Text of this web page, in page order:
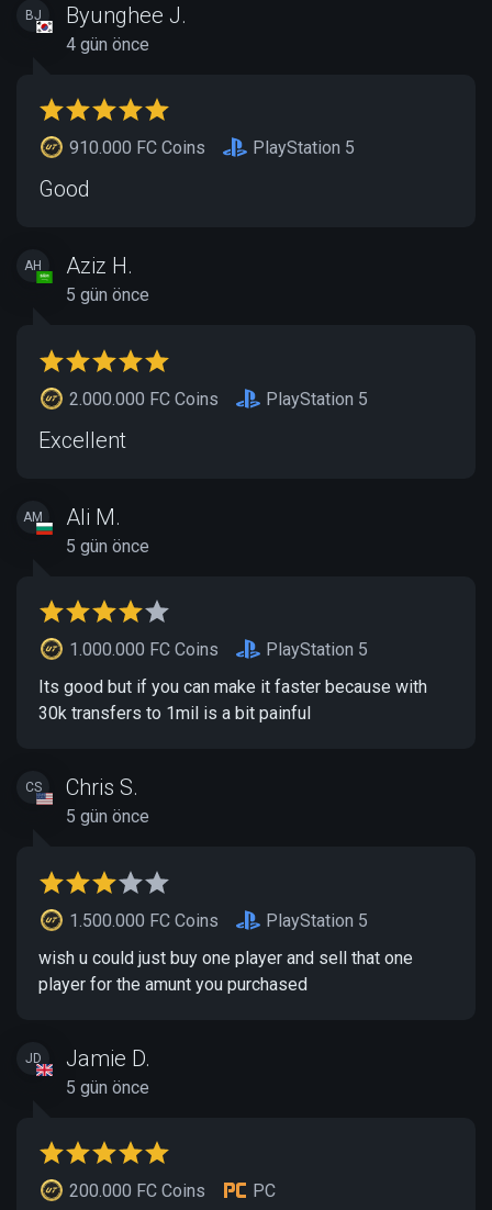
BJ Byunghee J.
4 gün önce
910.000 FC Coins PlayStation 5
Good
AH Aziz H.
5 gün önce
2.000.000 FC Coins PlayStation 5
Excellent
AM Ali M.
5 gün önce
1.000.000 FC Coins
PlayStation 5
Its good but if you can make it faster because with
30k transfers to 1mil is a bit painful
CS Chris S.
5 gün önce
1.500.000 FC Coins
PlayStation 5
wish u could just buy one player and sell that one
player for the amunt you purchased
JD Jamie D.
5 gün önce
200.000 FC Coins PC